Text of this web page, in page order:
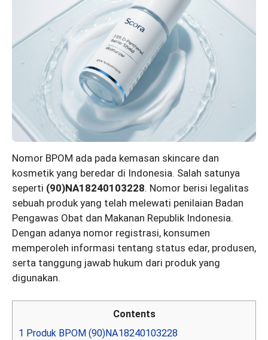
Nomor BPOM ada pada kemasan skincare dan
kosmetik yang beredar di Indonesia. Salah satunya
seperti (90)NA18240103228. Nomor berisi legalitas
sebuah produk yang telah melewati penilaian Badan
Pengawas Obat dan Makanan Republik Indonesia.
Dengan adanya nomor registrasi, konsumen
memperoleh informasi tentang status edar, produsen,
serta tanggung jawab hukum dari produk yang
digunakan.
Contents
1 Produk BPOM (90)NA18240103228